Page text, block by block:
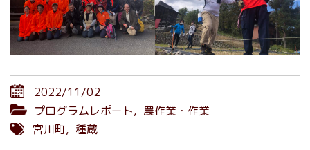
2022/11/02
プログラムレポート, 農作業・作業
宮川町, 種蔵